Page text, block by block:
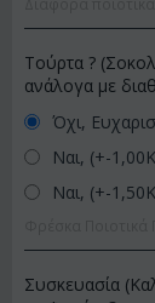
Τούρτα ?
ανάλογα με
Όχι,
Ναι, (+-
Ναι, (+-
Συσκευασία